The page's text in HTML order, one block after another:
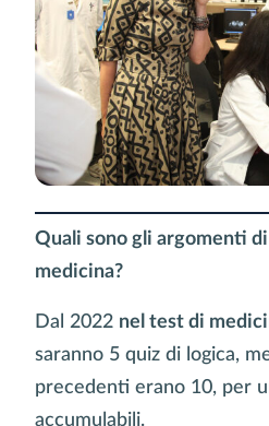
Quali sono gli argomenti
medicina?
Dal 2022 nel test di
saranno 5 quiz di logica,
precedenti erano 10, per
accumulabili.